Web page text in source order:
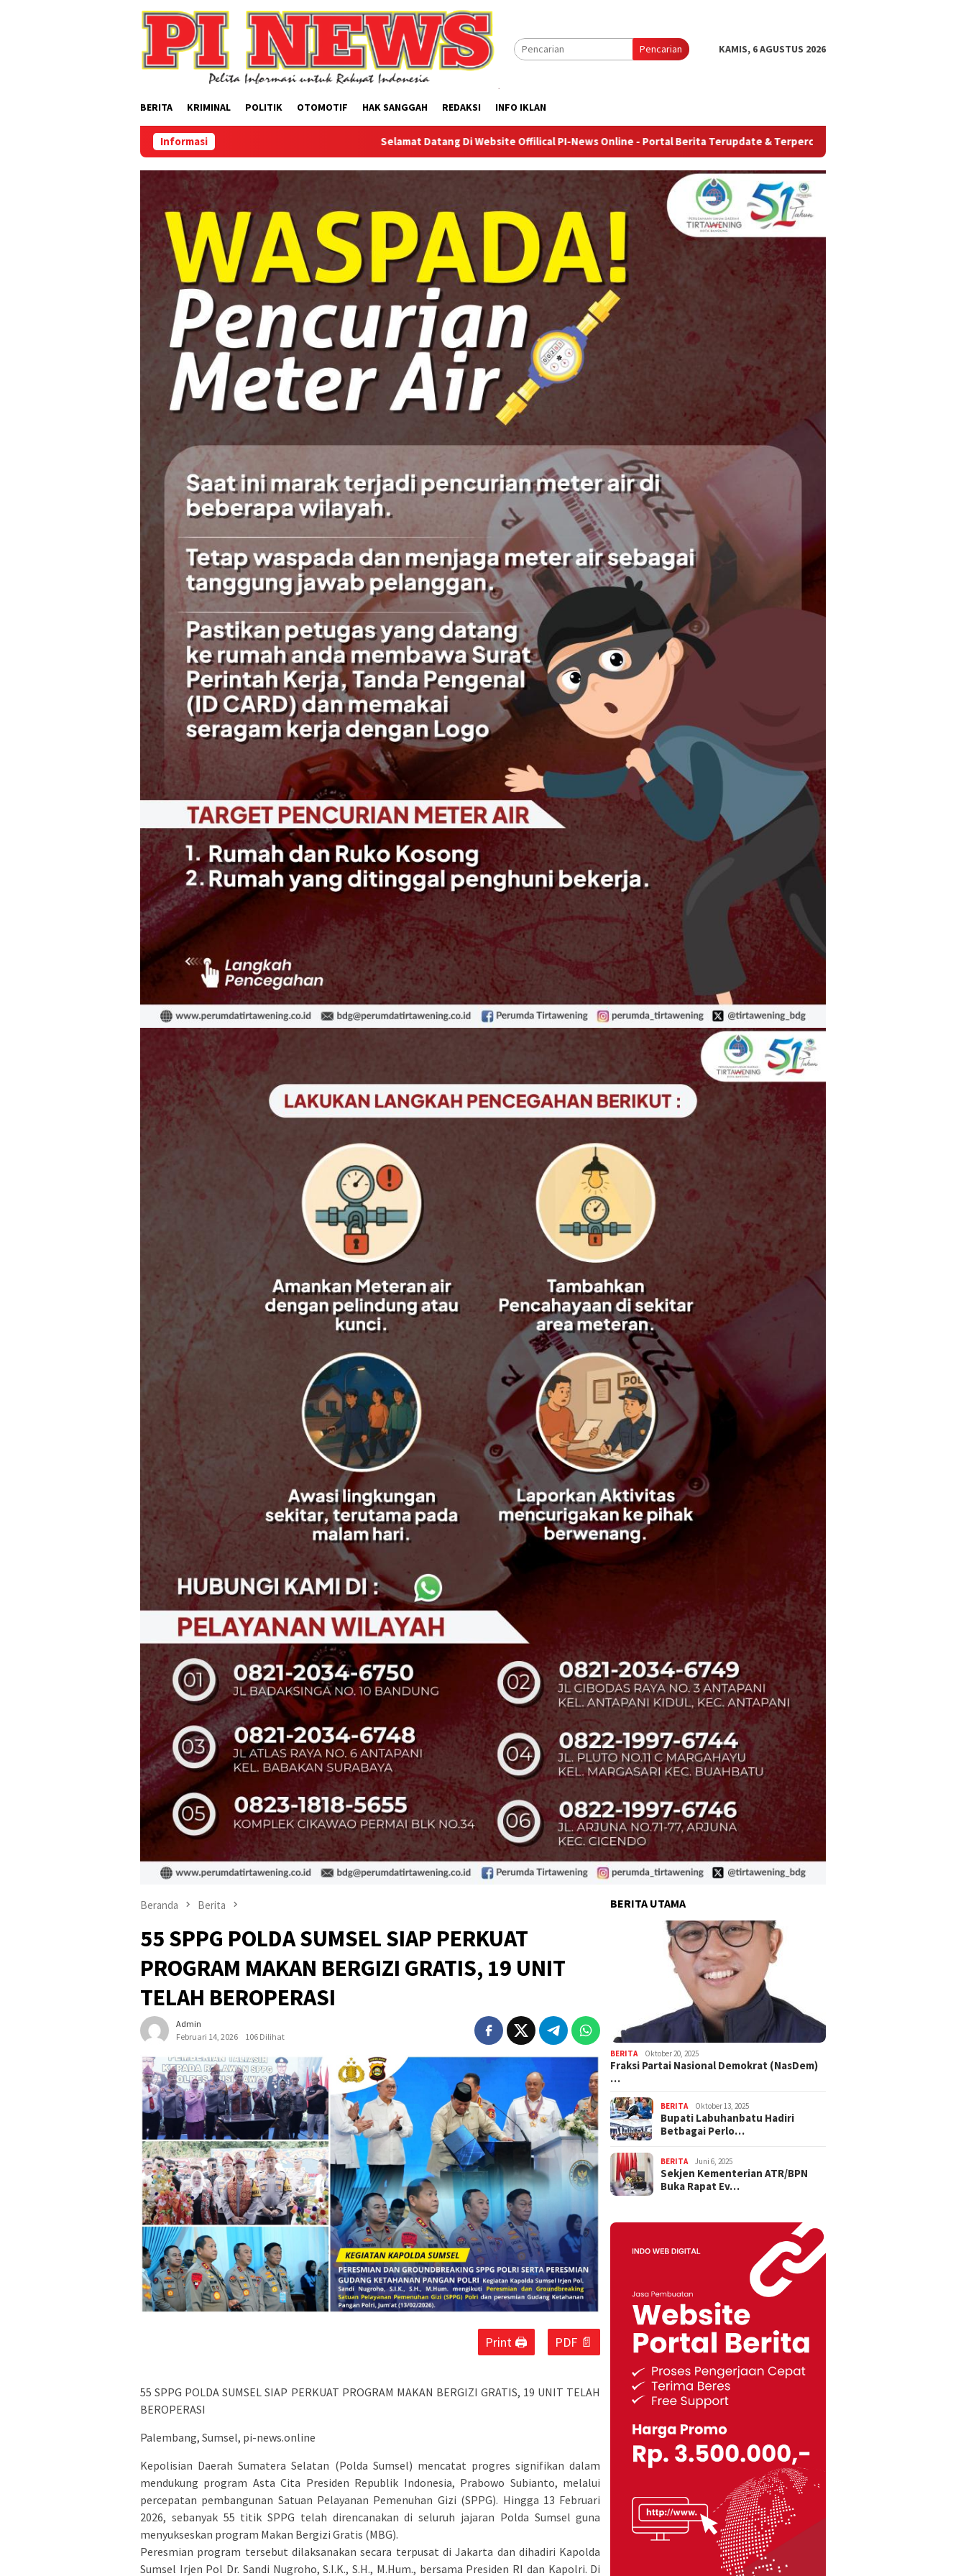
Pencarian
KAMIS, 6 AGUSTUS 2026
BERITA KRIMINAL POLITIK OTOMOTIF HAK SANGGAH REDAKSI INFO IKLAN
Informasi Selamat Datang Di Website Offilical PI-News Online - Portal Berita Terupdate & Terpercaya
Beranda Berita
55 SPPG POLDA SUMSEL SIAP PERKUAT
PROGRAM MAKAN BERGIZI GRATIS, 19 UNIT
TELAH BEROPERASI
Admin
Februari 14, 2026
106 Dilihat
Print 🖨 PDF 📄
55 SPPG POLDA SUMSEL SIAP PERKUAT PROGRAM MAKAN BERGIZI GRATIS, 19 UNIT TELAH
BEROPERASI
Palembang, Sumsel, pi-news.online
Kepolisian Daerah Sumatera Selatan (Polda Sumsel) mencatat progres signifikan dalam
mendukung program Asta Cita Presiden Republik Indonesia, Prabowo Subianto, melalui
percepatan pembangunan Satuan Pelayanan Pemenuhan Gizi (SPPG). Hingga 13 Februari
2026, sebanyak 55 titik SPPG telah direncanakan di seluruh jajaran Polda Sumsel guna
menyukseskan program Makan Bergizi Gratis (MBG).
Peresmian program tersebut dilaksanakan secara terpusat di Jakarta dan dihadiri Kapolda
Sumsel Irjen Pol Dr. Sandi Nugroho, S.I.K., S.H., M.Hum., bersama Presiden RI dan Kapolri. Di
BERITA UTAMA
BERITA Oktober 20, 2025
Fraksi Partai Nasional Demokrat (NasDem)
…
BERITA Oktober 13, 2025
Bupati Labuhanbatu Hadiri
Betbagai Perlo…
BERITA Juni 6, 2025
Sekjen Kementerian ATR/BPN
Buka Rapat Ev…